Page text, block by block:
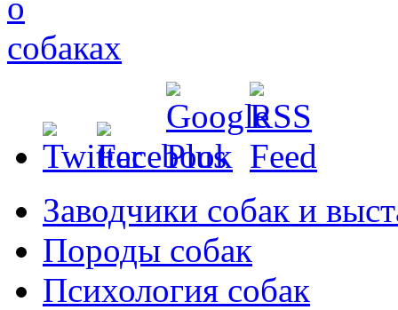
Заводчики собак и
Породы собак
Психология собак